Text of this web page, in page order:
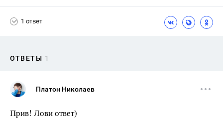
1 ответ
ОТВЕТЫ 1
Платон Николаев
Прив! Лови ответ)